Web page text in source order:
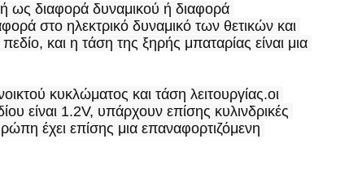
ως διαφορά δυναμικού ή διαφορά
στο ηλεκτρικό δυναμικό των θετικών και
και η τάση της ξηρής μπαταρίας είναι μια
κυκλώματος και τάση λειτουργίας.οι
είναι 1.2V, υπάρχουν επίσης κυλινδρικές
έχει επίσης μια επαναφορτιζόμενη